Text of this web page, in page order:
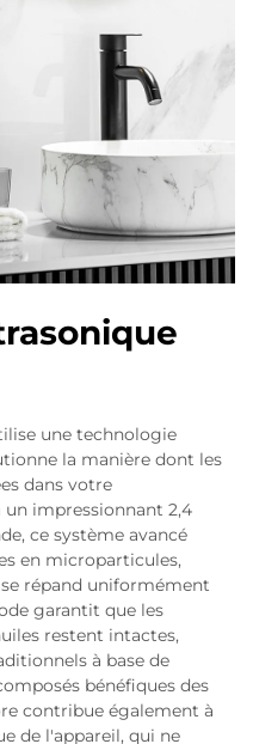
une technologie
la manière dont les
dans votre
impressionnant 2,4
ce système avancé
en microparticules,
répand uniformément
garantit que les
restent intactes,
à base de
bénéfiques des
contribue également à
de l'appareil, qui ne